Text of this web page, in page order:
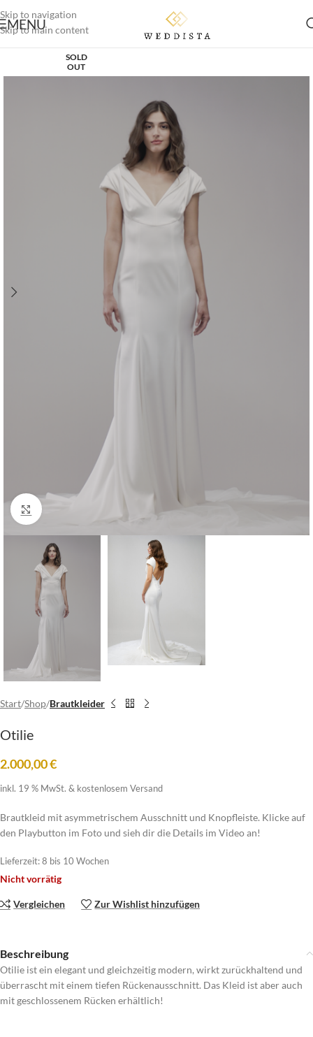
Skip to navigation
Skip to main content
MENU
SOLD
OUT
zum Vergrößern klicken
Start Shop Brautkleider
Otilie
2.000,00€
inkl. 19 % MwSt. & kostenlosem Versand
Brautkleid mit asymmetrischem Ausschnitt und Knopfleiste. Klicke auf
den Playbutton im Foto und sieh dir die Details im Video an!
Lieferzeit: 8 bis 10 Wochen
Nicht vorrätig
Vergleichen Zur Wishlist hinzufügen
Beschreibung
Otilie ist ein elegant und gleichzeitig modern, wirkt zurückhaltend und
überrascht mit einem tiefen Rückenausschnitt. Das Kleid ist aber auch
mit geschlossenem Rücken erhältlich!